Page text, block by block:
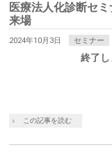
医療法人化診断セ
来場
2024年10月3日 セミナー
終了し
この記事を読む